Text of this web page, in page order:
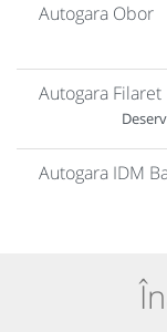
Autogara Obor
Autogara Filaret
Autogara IDM